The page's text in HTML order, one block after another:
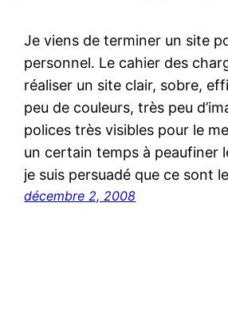
Je viens de terminer un site
personnel. Le cahier des
réaliser un site clair, sobre,
peu de couleurs, très peu
polices très visibles pour le
un certain temps à peaufiner
je suis persuadé que ce sont
décembre 2, 2008